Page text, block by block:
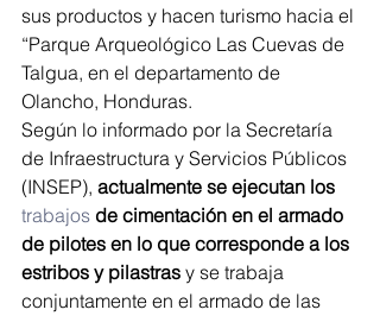
sus productos y hacen turismo hacia el
“Parque Arqueológico Las Cuevas de
Talgua, en el departamento de
Olancho, Honduras.
Según lo informado por la Secretaría
de Infraestructura y Servicios Públicos
(INSEP), actualmente se ejecutan los
trabajos de cimentación en el armado
de pilotes en lo que corresponde a los
estribos y pilastras y se trabaja
conjuntamente en el armado de las